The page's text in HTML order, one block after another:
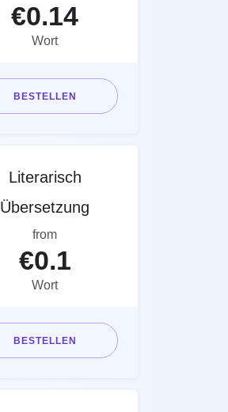
€0.14
Wort
BESTELLEN
Literarisch
Übersetzung
from
€0.1
Wort
BESTELLEN